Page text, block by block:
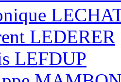
LEDERER
LEFDUP